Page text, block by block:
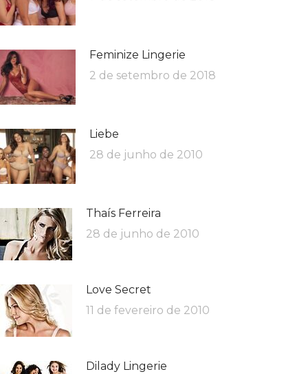
Feminize Lingerie
2 de setembro de 2018
Liebe
28 de junho de 2010
Thaís Ferreira
28 de junho de 2010
Love Secret
11 de fevereiro de 2010
Dilady Lingerie